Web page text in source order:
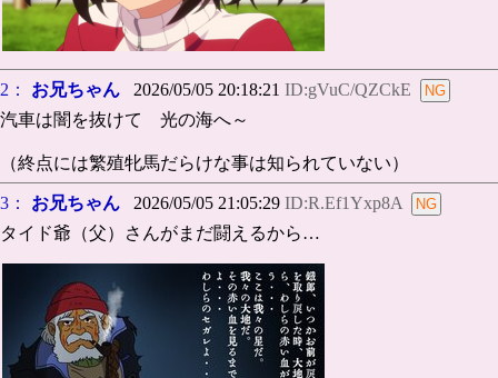
2： お兄ちゃん 2026/05/05 20:18:21 ID:gVuC/QZCkE
汽車は闇を抜けて 光の海へ～
（終点には繁殖牝馬だらけな事は知られていない）
3： お兄ちゃん 2026/05/05 21:05:29 ID:R.Ef1Yxp8A
タイド爺（父）さんがまだ闘えるから…